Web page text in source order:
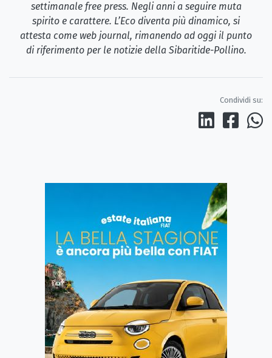
settimanale free press. Negli anni a seguire muta
spirito e carattere. L’Eco diventa più dinamico, si
attesta come web journal, rimanendo ad oggi il punto
di riferimento per le notizie della Sibaritide-Pollino.
Condividi su: